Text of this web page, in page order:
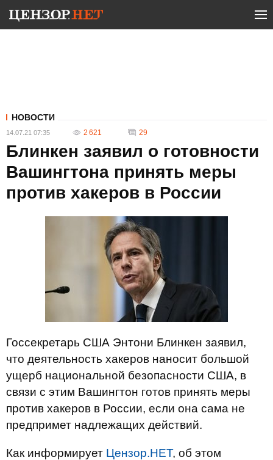
НОВОСТИ
14.07.21 07:35 2 621 29
Блинкен заявил о готовности
Вашингтона принять меры
против хакеров в России
Госсекретарь США Энтони Блинкен заявил,
что деятельность хакеров наносит большой
ущерб национальной безопасности США, в
связи с этим Вашингтон готов принять меры
против хакеров в России, если она сама не
предпримет надлежащих действий.
Как информирует Цензор.НЕТ, об этом